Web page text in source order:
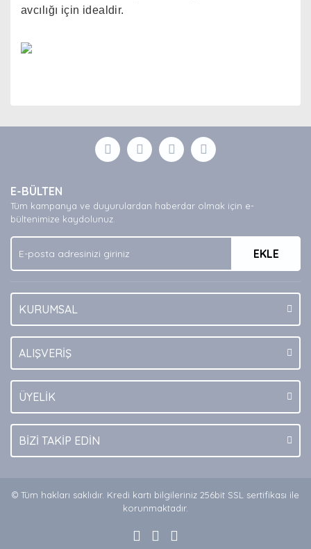
avcılığı için idealdir.
Yorum Yaz
formunu kullanarak tarafımıza iletebilirsiniz.
Görüş ve önerileriniz için teşekkür ederiz.
Ürün açıklamasında eksik bilgiler bulunuyor.
Ürün bilgilerinde hatalar bulunuyor.
Bu ürüne benzer farklı alternatifler olmalı.
E-BÜLTEN
Tüm kampanya ve duyurulardan haberdar olmak için e-
bültenimize kaydolunuz.
EKLE
KURUMSAL
ALIŞVERİŞ
ÜYELİK
BİZİ TAKİP EDİN
© Tüm hakları saklıdır. Kredi kartı bilgileriniz 256bit SSL sertifikası ile
korunmaktadır.